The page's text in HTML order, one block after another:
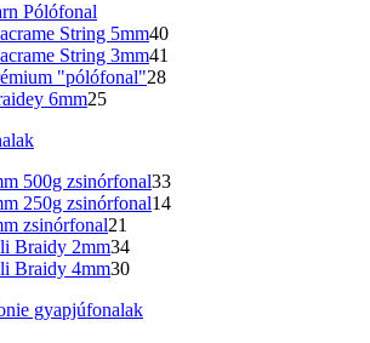
Pólófonal
String 5mm40
String 3mm41
"pólófonal"28
6mm25
500g zsinórfonal33
250g zsinórfonal14
zsinórfonal21
Braidy 2mm34
Braidy 4mm30
gyapjúfonalak